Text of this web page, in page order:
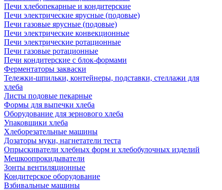
Печи хлебопекарные и кондитерские
Печи электрические ярусные (подовые)
Печи газовые ярусные (подовые)
Печи электрические конвекционные
Печи электрические ротационные
Печи газовые ротационные
Печи кондитерские с блок-формами
Ферментаторы закваски
Тележки-шпильки, контейнеры, подставки, стеллажи для
хлеба
Листы подовые пекарные
Формы для выпечки хлеба
Оборудование для зернового хлеба
Упаковщики хлеба
Хлеборезательные машины
Дозаторы муки, нагнетатели теста
Опрыскиватели хлебных форм и хлебобулочных изделий
Мешкоопрокидыватели
Зонты вентиляционные
Кондитерское оборудование
Взбивальные машины